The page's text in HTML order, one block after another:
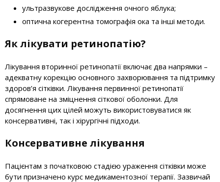
ультразвукове дослідження очного яблука;
оптична когерентна томографія ока та інші методи.
Як лікувати ретинопатію?
Лікування вторинної ретинопатії включає два напрямки –
адекватну корекцію основного захворювання та підтримку
здоров’я сітківки. Лікування первинної ретинопатії
спрямоване на зміцнення сіткової оболонки. Для
досягнення цих цілей можуть використовуватися як
консервативні, так і хірургічні підходи.
Консервативне лікування
Пацієнтам з початковою стадією ураження сітківки може
бути призначено курс медикаментозної терапії. Зазвичай